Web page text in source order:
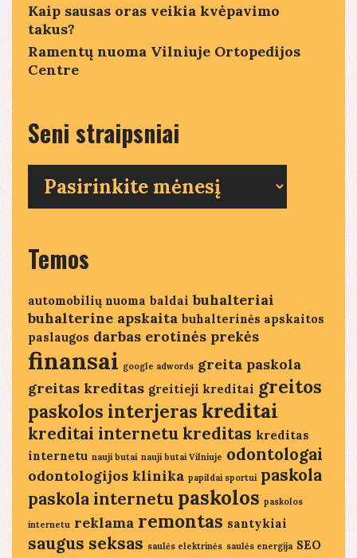
Kaip sausas oras veikia kvėpavimo
takus?
Ramentų nuoma Vilniuje Ortopedijos
Centre
Seni straipsniai
straipsniai
Temos
automobilių nuoma baldai buhalteriai
buhalterine apskaita buhalterinės apskaitos
paslaugos darbas erotinės prekės
finansai google adwords greita paskola
greitas kreditas greitieji kreditai greitos
paskolos interjeras kreditai
kreditai internetu kreditas kreditas
internetu nauji butai nauji butai Vilniuje odontologai
odontologijos klinika papildai sportui paskola
paskola internetu paskolos paskolos
internetu reklama remontas santykiai
saugus seksas saulės elektrinės saulės energija SEO